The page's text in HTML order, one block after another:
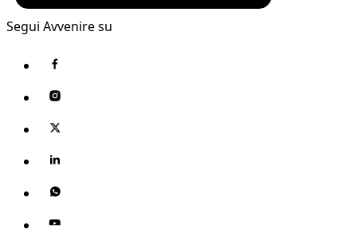
Segui Avvenire su